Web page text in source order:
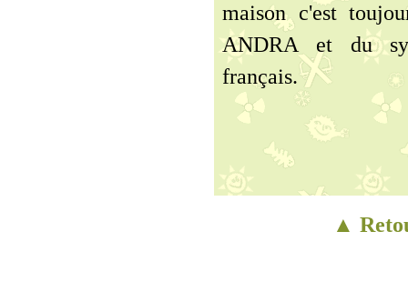
maison c'est
ANDRA et du
français.
▲